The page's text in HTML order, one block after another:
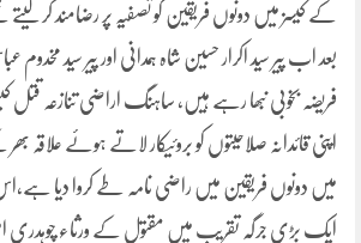
کے کیسز میں دونوں فریقین کو تصفیہ پر رضامند کر
بعد اب پیر سید اکرار حسین شاہ ہمدانی اور پیر سید مخدوم
فریضہ بخوبی نبھا رہے ہیں، ساہنگ اراضی تنازعہ
اپنی قائدانہ صلاحیتوں کو بروئیکار لاتے ہوئے علاقہ
میں دونوں فریقین میں راضی نامہ طے کروا دیا
ایک بڑی جرگہ تقریب میں مقتول کے ورثاء چوہدری